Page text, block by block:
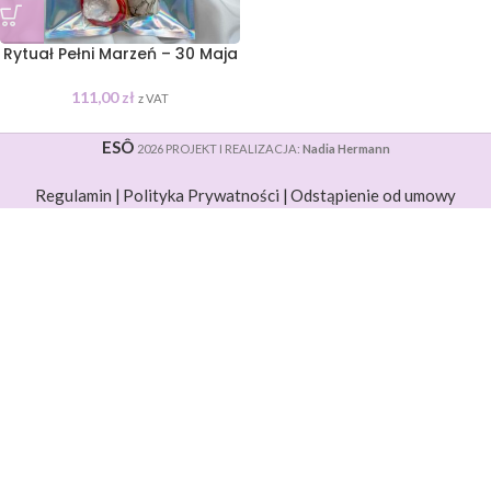
Rytuał Pełni Marzeń – 30 Maja
111,00zł z VAT
ESÔ 2026 PROJEKT I REALIZACJA: Nadia Hermann
Regulamin | Polityka Prywatności | Odstąpienie od umowy